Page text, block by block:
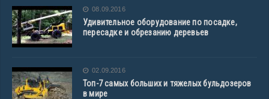
08.09.2016
Удивительное оборудование по посадке,
пересадке и обрезанию деревьев
02.09.2016
Топ-7 самых больших и тяжелых бульдозеров
в мире